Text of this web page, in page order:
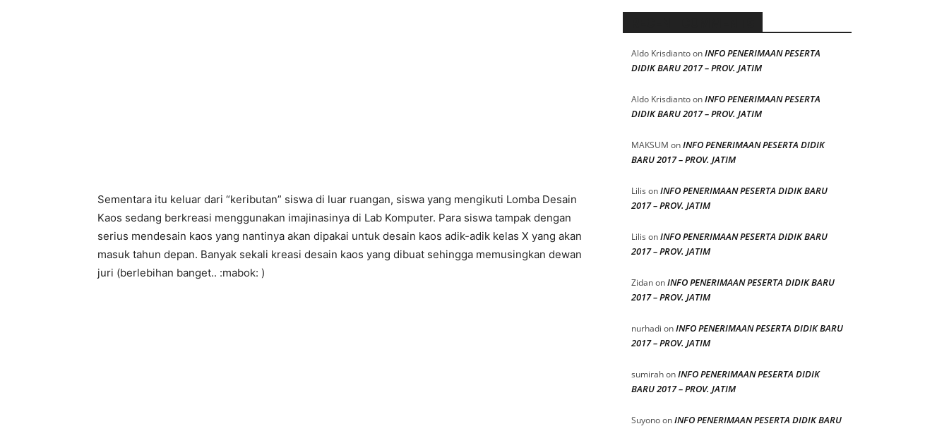
Sementara itu keluar dari “keributan” siswa di luar ruangan, siswa yang mengikuti Lomba Desain
Kaos sedang berkreasi menggunakan imajinasinya di Lab Komputer. Para siswa tampak dengan
serius mendesain kaos yang nantinya akan dipakai untuk desain kaos adik-adik kelas X yang akan
masuk tahun depan. Banyak sekali kreasi desain kaos yang dibuat sehingga memusingkan dewan
juri (berlebihan banget.. :mabok: )
Aldo KrisdiantoonINFO PENERIMAAN PESERTA
DIDIK BARU 2017 – PROV. JATIM
Aldo KrisdiantoonINFO PENERIMAAN PESERTA
DIDIK BARU 2017 – PROV. JATIM
MAKSUM onINFO PENERIMAAN PESERTA DIDIK
BARU 2017 – PROV. JATIM
Lilis onINFO PENERIMAAN PESERTA DIDIK BARU
2017 – PROV. JATIM
Lilis onINFO PENERIMAAN PESERTA DIDIK BARU
2017 – PROV. JATIM
ZidanonINFO PENERIMAAN PESERTA DIDIK BARU
2017 – PROV. JATIM
nurhadi onINFO PENERIMAAN PESERTA DIDIK BARU
2017 – PROV. JATIM
sumirahonINFO PENERIMAAN PESERTA DIDIK
BARU 2017 – PROV. JATIM
SuyonoonINFO PENERIMAAN PESERTA DIDIK BARU